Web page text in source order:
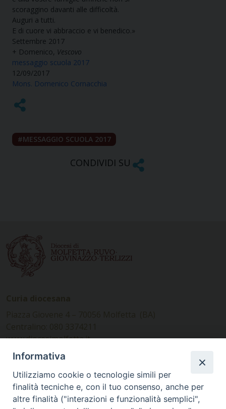
scoraggino davanti alle difficoltà.
Auguri a tutti.
E di cuore vi abbraccio e vi benedico.»
Settembre 2017
+ Domenico, Vescovo
messaggio scuola 2017
12/09/2017
Mons. Domenico Cornacchia
MESSAGGIO SCUOLA 2017
CONDIVIDI SU
www.diocesimolfetta.it –
diocesimolfetta@pec.chiesacattolica.it
Ufficio Comunicazioni sociali
Piazza Giovene 4 – 70056 Molfetta (BA)
Informativa
Utilizziamo cookie o tecnologie simili per
finalità tecniche e, con il tuo consenso, anche per
altre finalità ("interazioni e funzionalità semplici",